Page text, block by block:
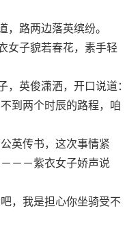
路两边落英缤纷。
女子貌若春花，素手轻
英俊潇洒，开口说道：
到两个时辰的路程，咱
英传书，这次事情紧
－－紫衣女子娇声说
，我是担心你坐骑受不